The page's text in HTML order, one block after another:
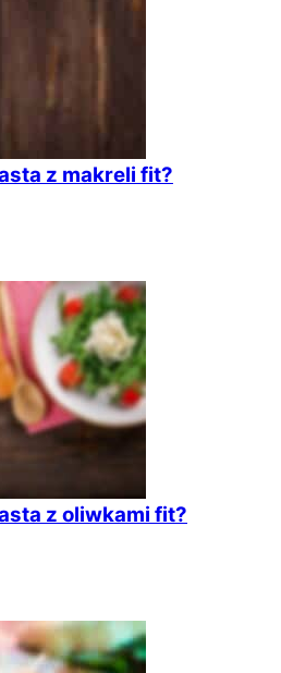
z makreli fit?
z oliwkami fit?